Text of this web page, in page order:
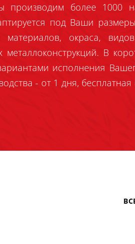
производим более 1000
под Ваши
окраса,
В
исполнения
- от 1 дня, бесплатная